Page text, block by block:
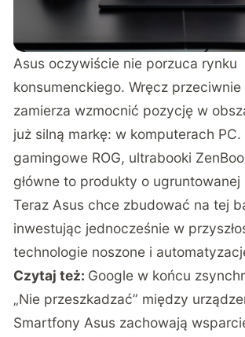
Asus oczywiście nie porzuca rynku
konsumenckiego. Wręcz przeciwnie
zamierza wzmocnić pozycję w
już silną markę: w komputerach
gamingowe ROG, ultrabooki
główne to produkty o ugruntowanej
Teraz Asus chce zbudować na tej
inwestując jednocześnie w
technologie noszone i
Czytaj też: Google w końcu
„Nie przeszkadzać” między
Smartfony Asus zachowają